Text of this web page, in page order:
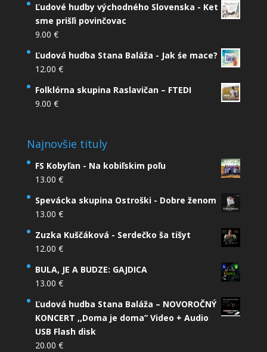
Ľudové hudby východného Slovenska - Ket
sme prišľi povinčovac
9.00 €
Ľudová hudba Stana Baláža - Jak śe mace?
12.00 €
Folklórna skupina Raslavičan – FTEDI
9.00 €
Najnovšie tituly
FS Kobyľan - Na kobiľskim poľu
13.00 €
Spevácka skupina Ostroški - Dobre ženom
13.00 €
Zuzka Kuščáková - Serdečko ša tišyt
12.00 €
BULA, JE A BUDZE: GAJDICA
13.00 €
Ľudová hudba Stana Baláža – NOVOROČNÝ
KONCERT ,,Doma je doma” Video + Audio
USB Flash disk
20.00 €